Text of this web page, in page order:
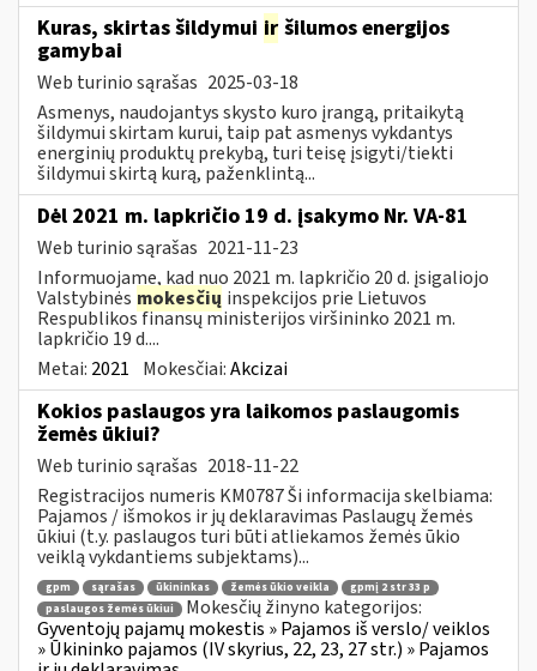
Kuras, skirtas šildymui ir šilumos energijos
gamybai
Web turinio sąrašas 2025-03-18
Asmenys, naudojantys skysto kuro įrangą, pritaikytą
šildymui skirtam kurui, taip pat asmenys vykdantys
energinių produktų prekybą, turi teisę įsigyti/tiekti
šildymui skirtą kurą, paženklintą...
Dėl 2021 m. lapkričio 19 d. įsakymo Nr. VA-81
Web turinio sąrašas 2021-11-23
Informuojame, kad nuo 2021 m. lapkričio 20 d. įsigaliojo
Valstybinės mokesčių inspekcijos prie Lietuvos
Respublikos finansų ministerijos viršininko 2021 m.
lapkričio 19 d....
Metai: 2021 Mokesčiai:Akcizai
Kokios paslaugos yra laikomos paslaugomis
žemės ūkiui?
Web turinio sąrašas 2018-11-22
Registracijos numeris KM0787 Ši informacija skelbiama:
Pajamos / išmokos ir jų deklaravimas Paslaugų žemės
ūkiui (t.y. paslaugos turi būti atliekamos žemės ūkio
veiklą vykdantiems subjektams)...
gpm sąrašas ūkininkas žemės ūkio veikla
gpmį 2 str 33 p
paslaugos žemės ūkiui
Mokesčių žinyno kategorijos:
Gyventojų pajamų mokestis » Pajamos iš verslo/ veiklos
» Ūkininko pajamos (IV skyrius, 22, 23, 27 str.) » Pajamos